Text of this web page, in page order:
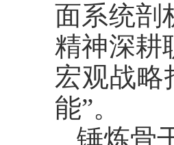
面系统剖
精神深耕
宏观战略
能”。
锤炼骨